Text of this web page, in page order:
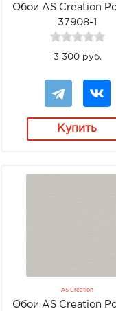
Обои AS Creation
37908-1
3 300 руб.
Купить
AS Creation
Обои AS Creation